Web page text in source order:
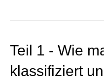
Teil 1 - Wie
klassifiziert